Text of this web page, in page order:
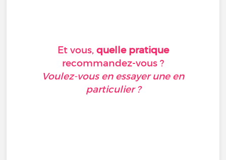
Et vous, quelle pratique
recommandez-vous ?
Voulez-vous en essayer une en
particulier ?